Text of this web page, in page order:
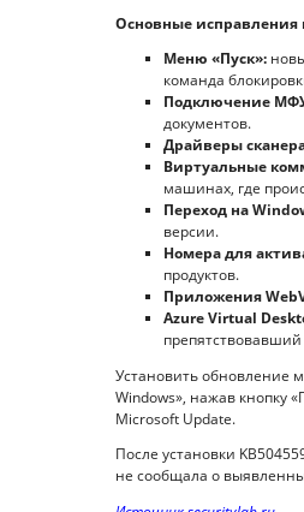
Основные исправления
Меню «Пуск»:
команда
Подключение МФУ
документов.
Драйверы
Виртуальные
машинах, где
Переход на
версии.
Номера для
продуктов.
Приложения
Azure Virtual
Установить обновление
Windows», нажав кнопку
Microsoft Update.
После установки
не сообщала о